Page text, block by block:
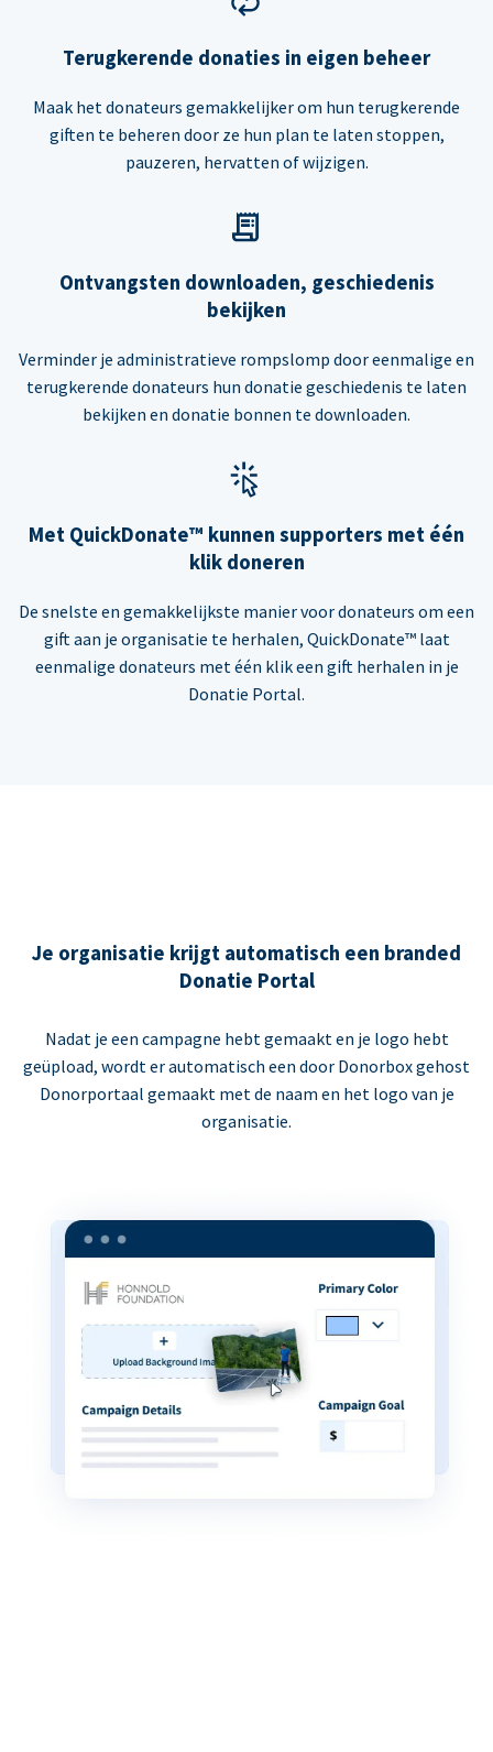
Terugkerende donaties in eigen beheer
Maak het donateurs gemakkelijker om hun terugkerende
giften te beheren door ze hun plan te laten stoppen,
pauzeren, hervatten of wijzigen.
Ontvangsten downloaden, geschiedenis
bekijken
Verminder je administratieve rompslomp door eenmalige en
terugkerende donateurs hun donatie geschiedenis te laten
bekijken en donatie bonnen te downloaden.
Met QuickDonate™ kunnen supporters met één
klik doneren
De snelste en gemakkelijkste manier voor donateurs om een
gift aan je organisatie te herhalen, QuickDonate™ laat
eenmalige donateurs met één klik een gift herhalen in je
Donatie Portal.
Je organisatie krijgt automatisch een branded
Donatie Portal
Nadat je een campagne hebt gemaakt en je logo hebt
geüpload, wordt er automatisch een door Donorbox gehost
Donorportaal gemaakt met de naam en het logo van je
organisatie.